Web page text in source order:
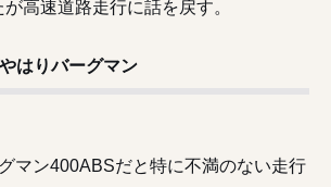
高速道路走行に話を戻す。
はりバーグマン
マン400ABSだと特に不満のない走行